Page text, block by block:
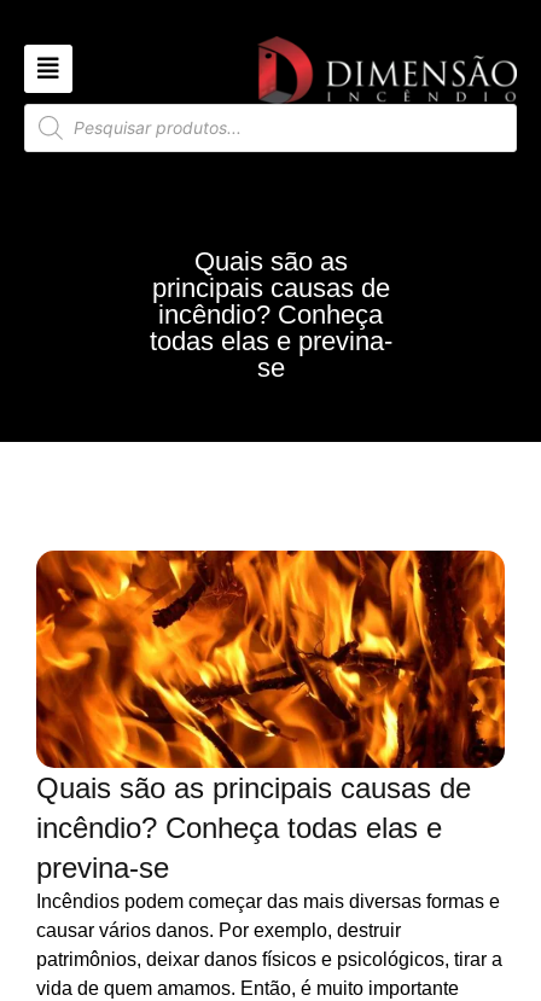
Quais são as
principais causas de
incêndio? Conheça
todas elas e previna-
se
Quais são as principais causas de
incêndio? Conheça todas elas e
previna-se
Incêndios podem começar das mais diversas formas e
causar vários danos. Por exemplo, destruir
patrimônios, deixar danos físicos e psicológicos, tirar a
vida de quem amamos. Então, é muito importante